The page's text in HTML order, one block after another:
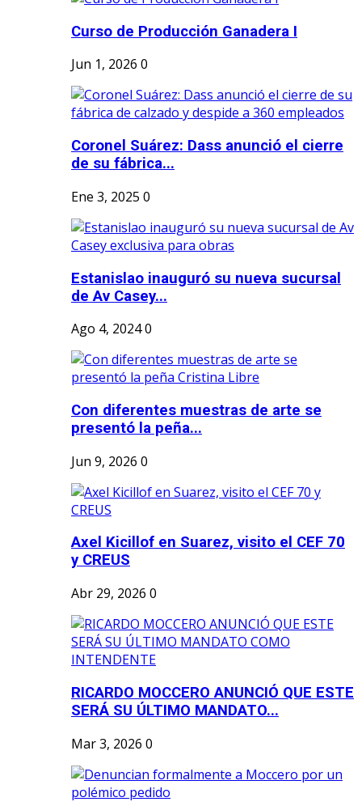
Curso de Producción Ganadera I
Jun 1, 2026 0
Coronel Suárez: Dass anunció el cierre
de su fábrica...
Ene 3, 2025 0
Estanislao inauguró su nueva sucursal
de Av Casey...
Ago 4, 20240
Con diferentes muestras de arte se
presentó la peña...
Jun 9, 2026 0
Axel Kicillof en Suarez, visito el CEF 70
y CREUS
Abr 29, 2026 0
RICARDO MOCCERO ANUNCIÓ QUE ESTE
SERÁ SU ÚLTIMO MANDATO...
Mar 3, 2026 0